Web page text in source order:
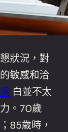
狀況，對
敏感和洽
白並不太
。70歲
85歲時，